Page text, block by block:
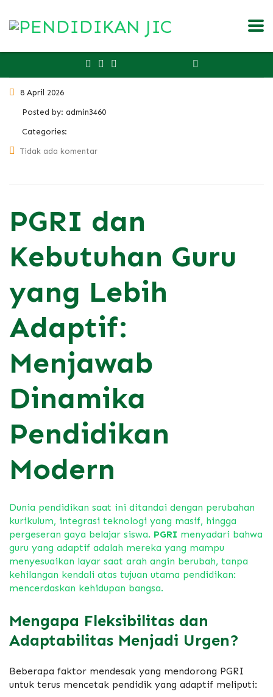
8 April 2026
Posted by: admin3460
Categories:
Tidak ada komentar
PGRI dan
Kebutuhan Guru
yang Lebih
Adaptif:
Menjawab
Dinamika
Pendidikan
Modern
Dunia pendidikan saat ini ditandai dengan perubahan
kurikulum, integrasi teknologi yang masif, hingga
pergeseran gaya belajar siswa. PGRI menyadari bahwa
guru yang adaptif adalah mereka yang mampu
menyesuaikan layar saat arah angin berubah, tanpa
kehilangan kendali atas tujuan utama pendidikan:
mencerdaskan kehidupan bangsa.
Mengapa Fleksibilitas dan
Adaptabilitas Menjadi Urgen?
Beberapa faktor mendesak yang mendorong PGRI
untuk terus mencetak pendidik yang adaptif meliputi: